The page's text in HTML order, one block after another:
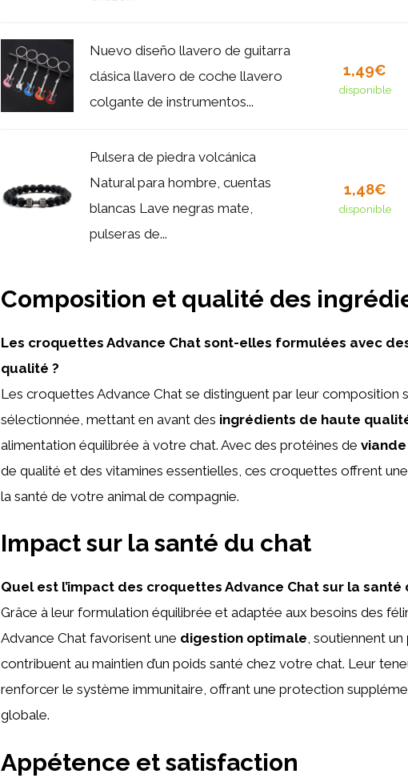
Nuevo diseño llavero de guitarra
clásica llavero de coche llavero
colgante de instrumentos...
1,49€
disponible
Pulsera de piedra volcánica
Natural para hombre, cuentas
blancas Lave negras mate,
pulseras de...
1,48€
disponible
Composition et qualité des
Les croquettes Advance Chat sont-elles formulées avec
qualité ?
Les croquettes Advance Chat se distinguent par leur composition
sélectionnée, mettant en avant des ingrédients de haute
alimentation équilibrée à votre chat. Avec des protéines de
de qualité et des vitamines essentielles, ces croquettes offrent
la santé de votre animal de compagnie.
Impact sur la santé du chat
Quel est l’impact des croquettes Advance Chat sur la santé
Grâce à leur formulation équilibrée et adaptée aux besoins des
Advance Chat favorisent une digestion optimale, soutiennent un
contribuent au maintien d’un poids santé chez votre chat. Leur
renforcer le système immunitaire, offrant une protection
globale.
Appétence et satisfaction